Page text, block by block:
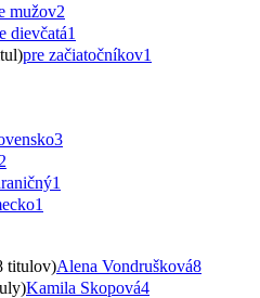
mužov2
dievčatá1
pre začiatočníkov1
3
2
1
1
titulov)Alena Vondrušková8
Kamila Skopová4